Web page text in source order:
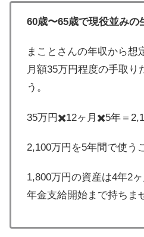
60歳〜65歳で現役並みの
まことさんの年収から想
月額35万円程度の手取り
う。
35万円✖️12ヶ月✖️5年＝
2,100万円を5年間で使う
1,800万円の資産は4年2ヶ
年金支給開始まで持ちま